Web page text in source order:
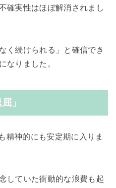
確実性はほぼ解消されまし
く続けられる」と確信でき
なりました。
」
精神的にも安定期に入りま
していた衝動的な浪費も起